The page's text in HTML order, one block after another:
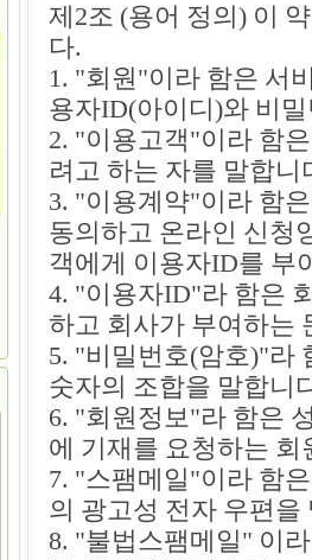
제2조 (용어 정의) 이
다.
1. "회원"이라 함은 서
용자ID(아이디)와 비
2. "이용고객"이라 함
려고 하는 자를 말합니
3. "이용계약"이라 함
동의하고 온라인 신청
객에게 이용자ID를 부
4. "이용자ID"라 함은
하고 회사가 부여하는
5. "비밀번호(암호)"라
숫자의 조합을 말합니
6. "회원정보"라 함은
에 기재를 요청하는
7. "스팸메일"이라 함
의 광고성 전자 우편을
8. "불법스팸메일" 이